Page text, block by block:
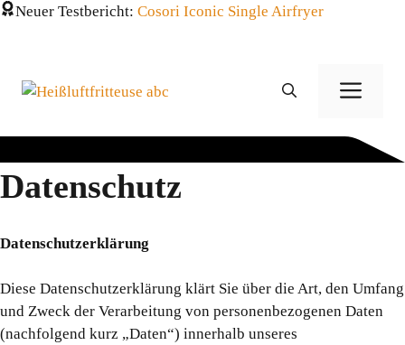
ZumNeuer Testbericht: Cosori Iconic Single Airfryer
Datenschutz
Datenschutzerklärung
Diese Datenschutzerklärung klärt Sie über die Art, den Umfang
und Zweck der Verarbeitung von personenbezogenen Daten
(nachfolgend kurz „Daten“) innerhalb unseres